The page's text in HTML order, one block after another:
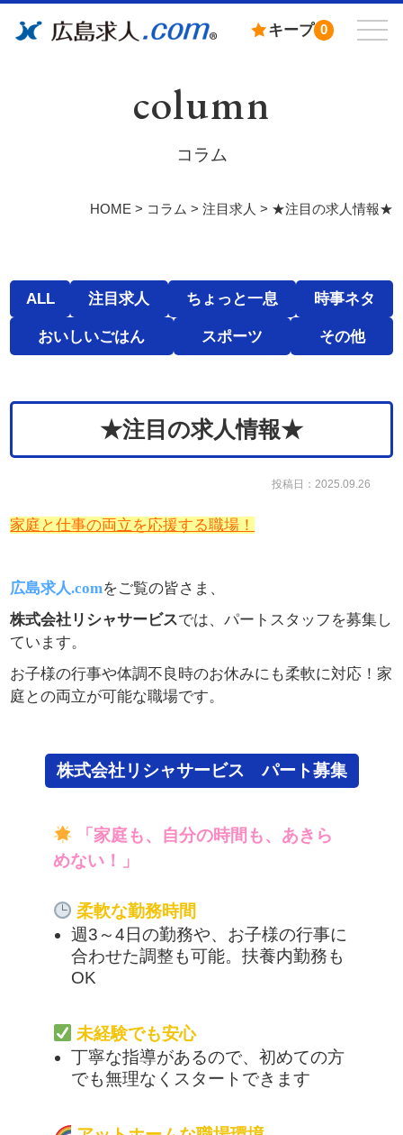
キープ 0
column
コラム
HOME> コラム > 注目求人 > ★注目の求人情報★
ALL 注目求人 ちょっと一息 時事ネタ
おいしいごはん スポーツ その他
★注目の求人情報★
投稿日：2025.09.26
家庭と仕事の両立を応援する職場！
広島求人.comをご覧の皆さま、
株式会社リシャサービスでは、パートスタッフを募集し
ています。
お子様の行事や体調不良時のお休みにも柔軟に対応！家
庭との両立が可能な職場です。
株式会社リシャサービス パート募集
「家庭も、自分の時間も、あきら
めない！」
柔軟な勤務時間
週3～4日の勤務や、お子様の行事に
合わせた調整も可能。扶養内勤務も
OK
未経験でも安心
丁寧な指導があるので、初めての方
でも無理なくスタートできます